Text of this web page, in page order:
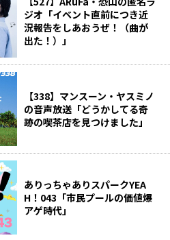
ジオ「イベント直前につき近
況報告をしあおうぜ！（曲が
出た！）」
【338】マンスーン・ヤスミノ
の音声放送「どうかしてる奇
跡の喫茶店を見つけました」
ありっちゃありスパークYEA
H！043「市民プールの価値爆
アゲ時代」